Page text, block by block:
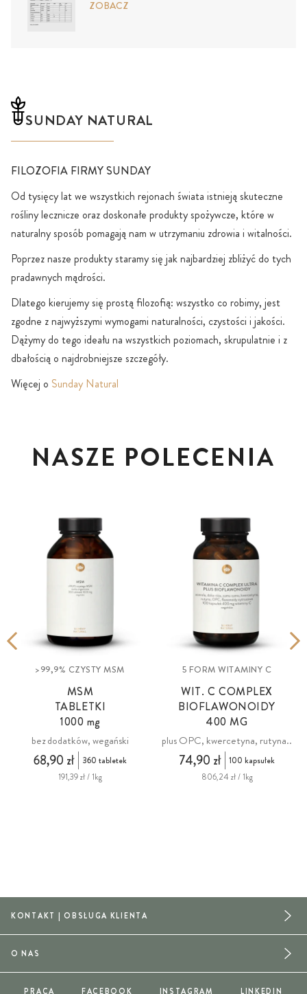
ZOBACZ
SUNDAY NATURAL
FILOZOFIA FIRMY SUNDAY
Od tysięcy lat we wszystkich rejonach świata istnieją skuteczne
rośliny lecznicze oraz doskonałe produkty spożywcze, które w
naturalny sposób pomagają nam w utrzymaniu zdrowia i witalności.
Poprzez nasze produkty staramy się jak najbardziej zbliżyć do tych
pradawnych mądrości.
Dlatego kierujemy się prostą filozofią: wszystko co robimy, jest
zgodne z najwyższymi wymogami naturalności, czystości i jakości.
Dążymy do tego ideału na wszystkich poziomach, skrupulatnie i z
dbałością o najdrobniejsze szczegóły.
Więcej o Sunday Natural
NASZE POLECENIA
>99,9% CZYSTY MSM
MSM
TABLETKI
1000 mg
bez dodatków, wegański
68,90 zł
360 tabletek
191,39 zł / 1kg
5 FORM WITAMINY C
WIT. C COMPLEX
BIOFLAWONOIDY
400 MG
plus OPC, kwercetyna, rutyna..
74,90 zł
100 kapsułek
806,24 zł / 1kg
KONTAKT | OBSŁUGA KLIENTA
O NAS
PRACA FACEBOOK INSTAGRAM LINKEDIN